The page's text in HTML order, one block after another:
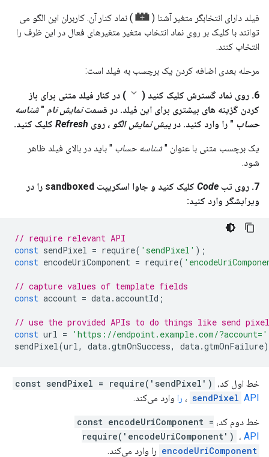
فیلد دارای انتخابگر متغیر آشنا (
) نماد کنار آن. کاربران این الگو می
توانند با کلیک بر روی نماد انتخاب متغیر متغیرهای فعال در این ظرف را
انتخاب کنند.
مرحله بعدی اضافه کردن یک برچسب به فیلد است:
6. روی نماد گسترش کلیک کنید (
) در کنار فیلد متنی برای باز
کردن گزینه های بیشتری برای این فیلد. در قسمتنمایش نام "شناسه
حساب " را وارد کنید. درپیش نمایش الگو ، روی Refresh کلیک کنید.
یک برچسب متنی با عنوان "شناسه حساب " باید در بالای فیلد ظاهر
شود.
7. روی تب Code
کلیک کنید و جاوا اسکریپت sandboxed را در
ویرایشگر وارد کنید:
// require relevant API
const sendPixel = require( 'sendPixel' );
const encodeUriComponent = require(
// capture values of template fields
const account = data.accountId ;
// use the provided APIs to do things like send
const url =
'https://endpoint.example.com/?account='
sendPixel(url, data.gtmOnSuccess, data.gtmOnFailure
خط اول کد، const sendPixel = require('sendPixel')
، sendPixel API را وارد می‌کند.
خط دوم کد، const encodeUriComponent =
require('encodeUriComponent') ، API
encodeUriComponent را وارد می‌کند.